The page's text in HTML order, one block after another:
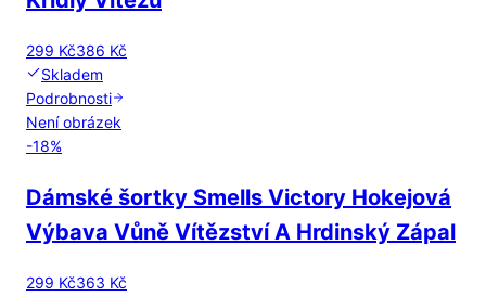
299 Kč386 Kč
Skladem
Podrobnosti
Není obrázek
-18%
Dámské šortky Smells Victory Hokejová
Výbava Vůně Vítězství A Hrdinský Zápal
299 Kč363 Kč